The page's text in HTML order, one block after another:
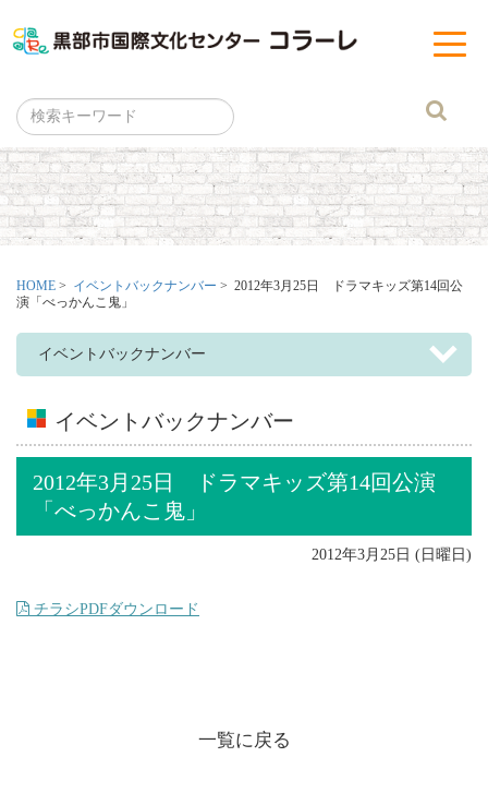
黒部
t
o
v
i
g
a
t
i
o
HOME > イベントバックナンバー > 2012年3月25日 ドラマキッズ第14回公
演「べっかんこ鬼」
イベントバックナンバー
イベントバックナンバー
2012年3月25日 ドラマキッズ第14回公演
「べっかんこ鬼」
2012年3月25日 (日曜日)
チラシPDFダウンロード
一覧に戻る